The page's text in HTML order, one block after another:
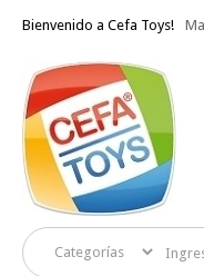
Bienvenido a Cefa Toys!